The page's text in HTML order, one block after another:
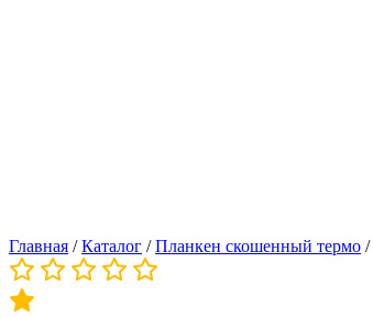
Главная /Каталог /Планкен скошенный термо /